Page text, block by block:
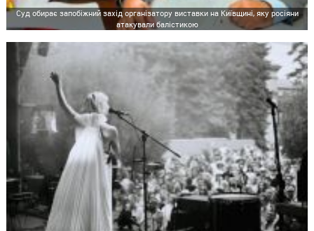
Суд обирає запобіжний захід організатору виставки на Київщині, яку росіяни
атакували балістикою